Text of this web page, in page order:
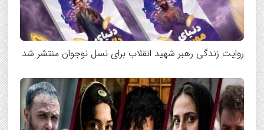
روایت زندگی رهبر شهید انقلاب برای نسل نوجوان منتشر شد